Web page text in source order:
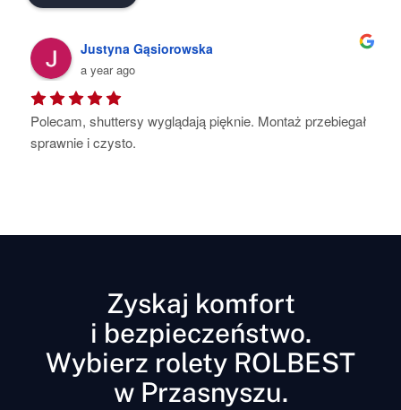
przebiegał
Kat Ho-Su
Pełen profesjonalizm , dbałość o każdy
najmniejszy szczegół .Shuttersy są piękne ,
Zyskaj komfort
i bezpieczeństwo.
Wybierz rolety ROLBEST
w Przasnyszu.